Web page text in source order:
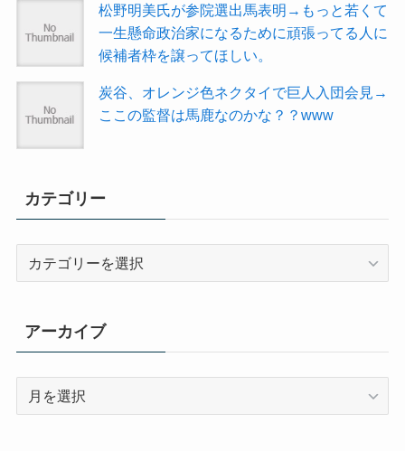
松野明美氏が参院選出馬表明→もっと若くて
一生懸命政治家になるために頑張ってる人に
候補者枠を譲ってほしい。
炭谷、オレンジ色ネクタイで巨人入団会見→
ここの監督は馬鹿なのかな？？www
カテゴリー
リ
ー
アーカイブ